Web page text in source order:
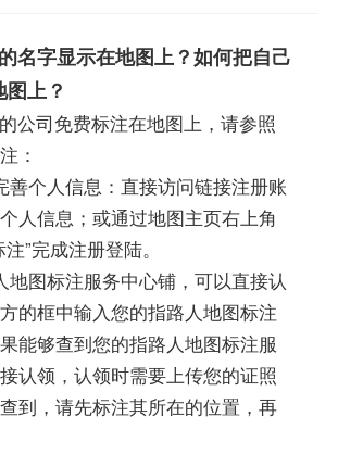
名字显示在地图上？如何把自己
上？
公司免费标注在地图上，请参照
：
善个人信息：直接访问链接注册账
人信息；或通过地图主页右上角
”完成注册登陆。
地图标注服务中心铺，可以直接认
的框中输入您的指路人地图标注
能够查到您的指路人地图标注服
认领，认领时需要上传您的证照
到，请先标注其所在的位置，再